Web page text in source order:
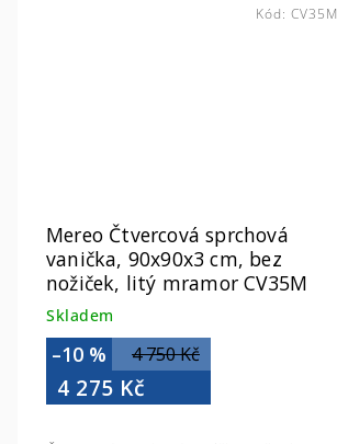
Mereo Čtvercová sprchová
vanička, 90x90x3 cm, bez
nožiček, litý mramor CV35M
Skladem
4 750 Kč
–10 %
4 275 Kč
Kód: CV35M